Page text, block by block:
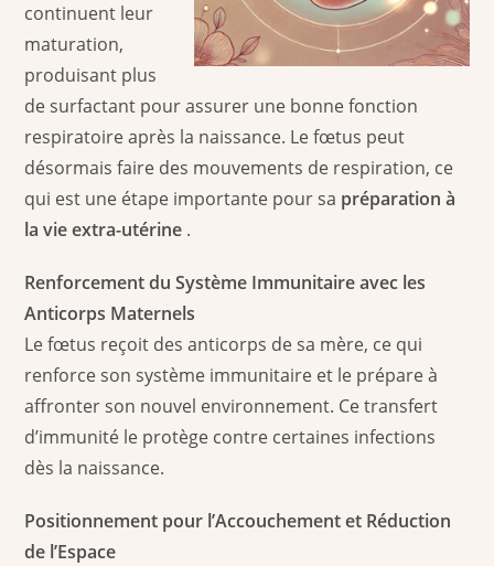
continuent leur
maturation,
produisant plus
de surfactant pour assurer une bonne fonction
respiratoire après la naissance. Le fœtus peut
désormais faire des mouvements de respiration, ce
qui est une étape importante pour sa préparation à
la vie extra-utérine .
Renforcement du Système Immunitaire avec les
Anticorps Maternels
Le fœtus reçoit des anticorps de sa mère, ce qui
renforce son système immunitaire et le prépare à
affronter son nouvel environnement. Ce transfert
d’immunité le protège contre certaines infections
dès la naissance.
Positionnement pour l’Accouchement et Réduction
de l’Espace